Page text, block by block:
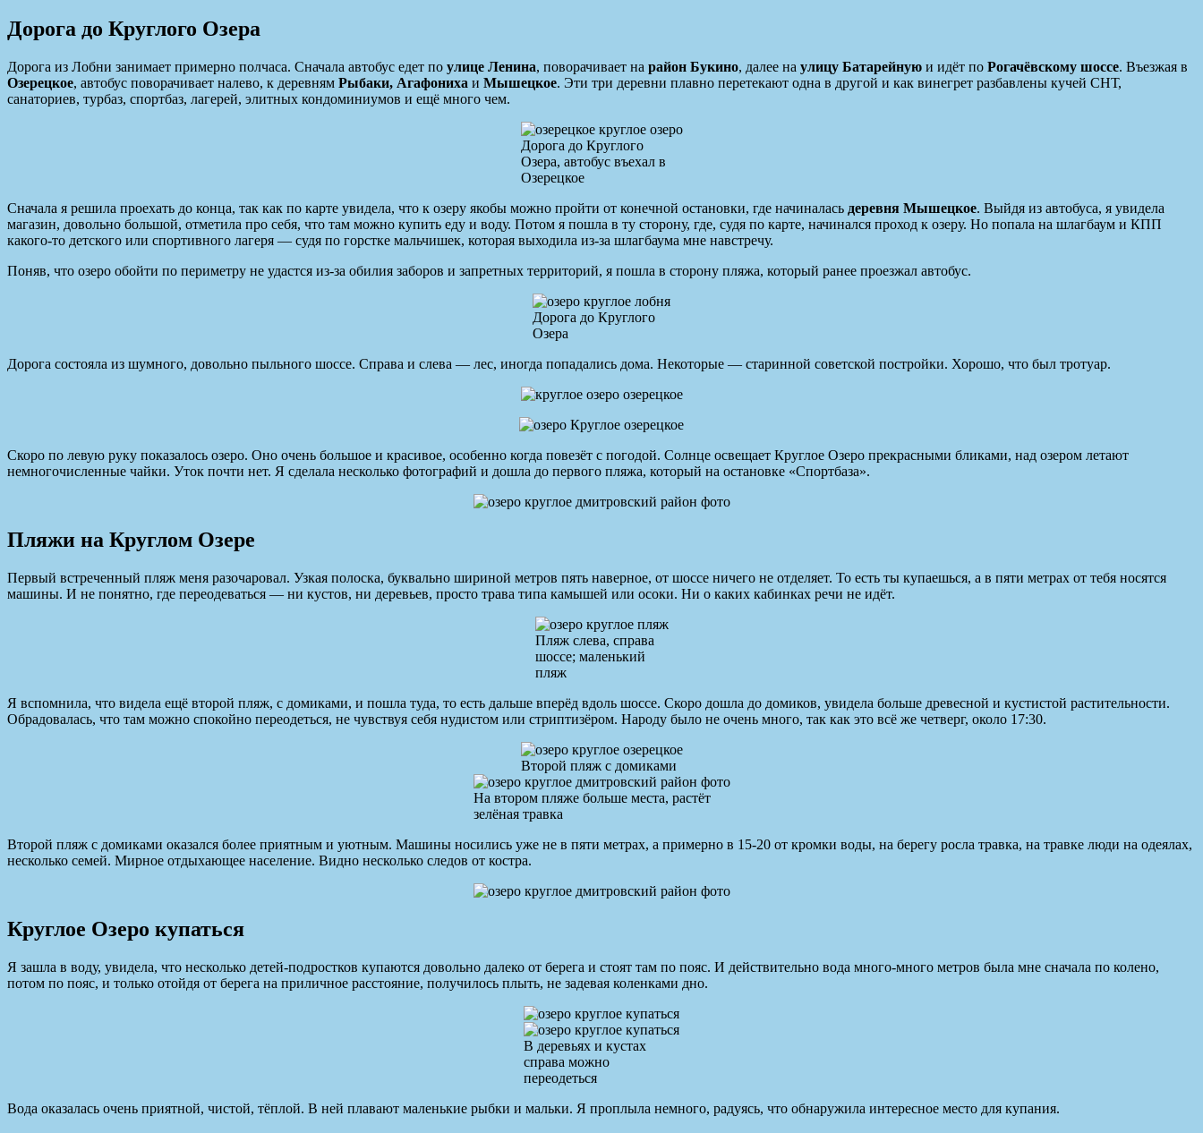
Дорога до Круглого Озера
Дорога из Лобни занимает примерно полчаса. Сначала автобус едет по улице Ленина, поворачивает на район Букино, далее на улицу Батарейную и идёт по Рогачёвскому шоссе. Въезжая в
Озерецкое, автобус поворачивает налево, к деревням Рыбаки, Агафониха и Мышецкое. Эти три деревни плавно перетекают одна в другой и как винегрет разбавлены кучей СНТ,
санаториев, турбаз, спортбаз, лагерей, элитных кондоминиумов и ещё много чем.
Дорога до Круглого
Озера, автобус въехал в
Озерецкое
Сначала я решила проехать до конца, так как по карте увидела, что к озеру якобы можно пройти от конечной остановки, где начиналась деревня Мышецкое. Выйдя из автобуса, я увидела
магазин, довольно большой, отметила про себя, что там можно купить еду и воду. Потом я пошла в ту сторону, где, судя по карте, начинался проход к озеру. Но попала на шлагбаум и КПП
какого-то детского или спортивного лагеря — судя по горстке мальчишек, которая выходила из-за шлагбаума мне навстречу.
Поняв, что озеро обойти по периметру не удастся из-за обилия заборов и запретных территорий, я пошла в сторону пляжа, который ранее проезжал автобус.
Дорога до Круглого
Озера
Дорога состояла из шумного, довольно пыльного шоссе. Справа и слева — лес, иногда попадались дома. Некоторые — старинной советской постройки. Хорошо, что был тротуар.
Скоро по левую руку показалось озеро. Оно очень большое и красивое, особенно когда повезёт с погодой. Солнце освещает Круглое Озеро прекрасными бликами, над озером летают
немногочисленные чайки. Уток почти нет. Я сделала несколько фотографий и дошла до первого пляжа, который на остановке «Спортбаза».
Пляжи на Круглом Озере
Первый встреченный пляж меня разочаровал. Узкая полоска, буквально шириной метров пять наверное, от шоссе ничего не отделяет. То есть ты купаешься, а в пяти метрах от тебя носятся
машины. И не понятно, где переодеваться — ни кустов, ни деревьев, просто трава типа камышей или осоки. Ни о каких кабинках речи не идёт.
Пляж слева, справа
шоссе; маленький
пляж
Я вспомнила, что видела ещё второй пляж, с домиками, и пошла туда, то есть дальше вперёд вдоль шоссе. Скоро дошла до домиков, увидела больше древесной и кустистой растительности.
Обрадовалась, что там можно спокойно переодеться, не чувствуя себя нудистом или стриптизёром. Народу было не очень много, так как это всё же четверг, около 17:30.
Второй пляж с домиками
На втором пляже больше места, растёт
зелёная травка
Второй пляж с домиками оказался более приятным и уютным. Машины носились уже не в пяти метрах, а примерно в 15-20 от кромки воды, на берегу росла травка, на травке люди на одеялах,
несколько семей. Мирное отдыхающее население. Видно несколько следов от костра.
Круглое Озеро купаться
Я зашла в воду, увидела, что несколько детей-подростков купаются довольно далеко от берега и стоят там по пояс. И действительно вода много-много метров была мне сначала по колено,
потом по пояс, и только отойдя от берега на приличное расстояние, получилось плыть, не задевая коленками дно.
В деревьях и кустах
справа можно
переодеться
Вода оказалась очень приятной, чистой, тёплой. В ней плавают маленькие рыбки и мальки. Я проплыла немного, радуясь, что обнаружила интересное место для купания.